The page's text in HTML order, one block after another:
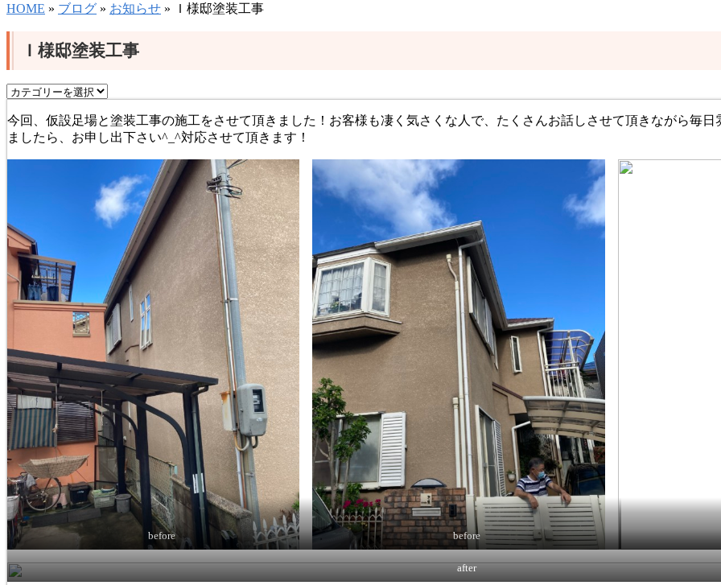
HOME » ブログ » お知らせ » Ｉ様邸塗装工事
Ｉ様邸塗装工事
今回、仮設足場と塗装工事の施工をさせて頂きました！お客様も凄く気さくな人で、たくさんお話しさせて頂きながら毎
ましたら、お申し出下さい^_^対応させて頂きます！
before before
after